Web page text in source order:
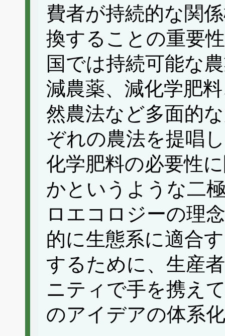
費者が持続的な関
換することの重要
国では持続可能な
減農薬、減化学肥
然農法など多面的
ぞれの農法を提唱
化学肥料の必要性
かというような二
ロエコロジーの理
的に生態系に適合
するために、生産
ニティで手を携え
のアイデアの体系